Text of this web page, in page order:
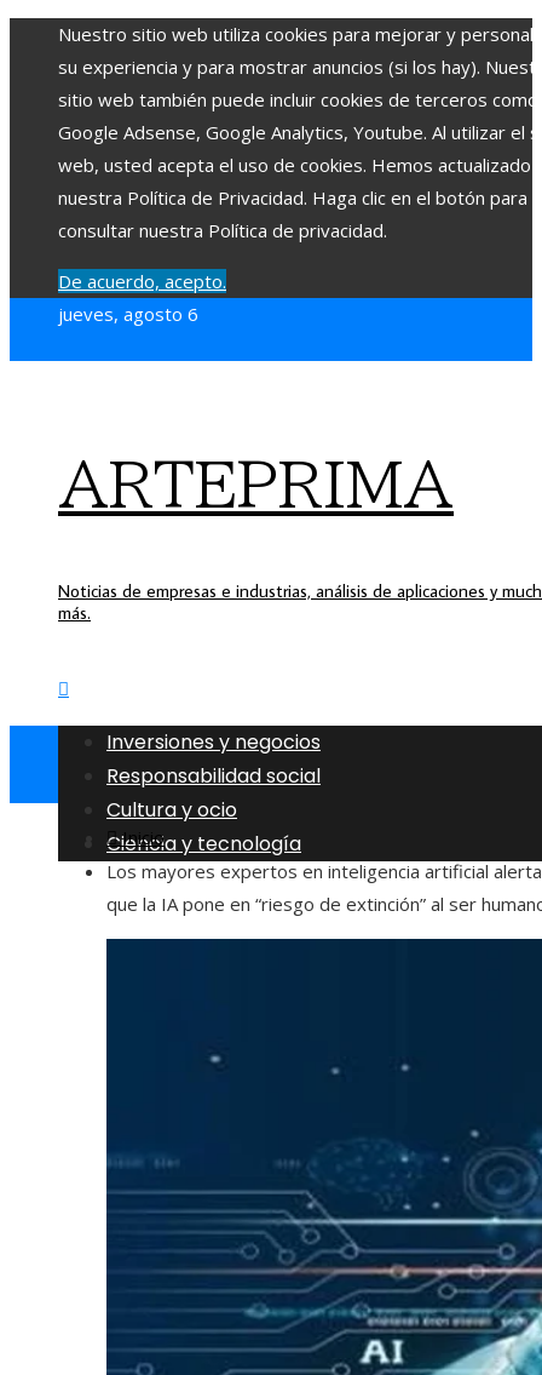
Nuestro sitio web utiliza cookies para mejorar y
su experiencia y para mostrar anuncios (si los hay).
sitio web también puede incluir cookies de terceros como
Google Adsense, Google Analytics, Youtube. Al utilizar el
web, usted acepta el uso de cookies. Hemos actualizado
nuestra Política de Privacidad. Haga clic en el botón para
consultar nuestra Política de privacidad.
De acuerdo, acepto.
jueves, agosto 6
ARTEPRIMA
Noticias de empresas e industrias, análisis de aplicaciones y
más.
Inversiones y negocios
Responsabilidad social
Cultura y ocio
Ciencia y tecnología
Inicio
Los mayores expertos en inteligencia artificial
que la IA pone en “riesgo de extinción” al ser